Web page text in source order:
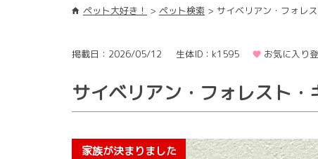
ペット大好き！ ペット検索 サイベリアン・フォレ
掲載日：2026/05/12 生体ID：k1595 お気に入り
サイベリアン・フォレスト